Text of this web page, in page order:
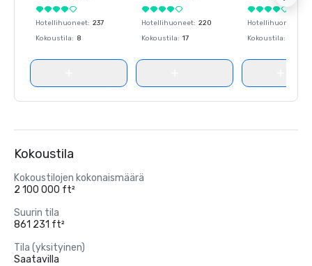
Hotellihuoneet: 237
Kokoustila: 8
Hotellihuoneet: 220
Kokoustila: 17
Hotellihuoneet
Kokoustila:
Kokoustila
Kokoustilojen kokonaismäärä
2 100 000 ft²
Suurin tila
861 231 ft²
Tila (yksityinen)
Saatavilla